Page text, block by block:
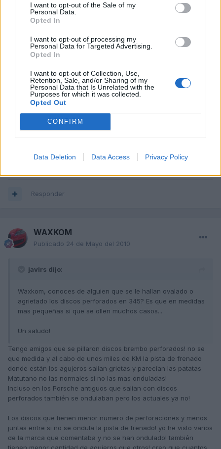
I want to opt-out of the Sale of my
Personal Data.
Opted In
I want to opt-out of processing my
Personal Data for Targeted Advertising.
Opted In
I want to opt-out of Collection, Use,
Retention, Sale, and/or Sharing of my
Personal Data that Is Unrelated with the
Purposes for which it was collected.
Opted Out
CONFIRM
Data Deletion Data Access Privacy Policy
Aquí los mejores perforados para mi y no se ovalan!
http://cgi.ebay.de/GELOCHTE-BREMSSCHEIBEN-...=item1c12655181
Responder
javirs
Publicado
Waxkom, conoces de alguien que se le hallan ovalado o
agrietado los discos perforados en 345? Es que en medidas mas
pequeñas si que se ollen muchos casos...
Un saludo!
Responder
WAXKOM
Publicado 24 de Mayo del 2010
javirs dijo:
Waxkom, conoces de alguien que se le hallan ovalado o
agrietado los discos perforados en 345? Es que en medidas
mas pequeñas si que se ollen muchos casos...
Un saludo!
Tengo amigos que se pillaron discos brembo perforados! no se
que medida y al cabo de unos miles de KM la pista de frenado
donde están los agujeros salían grietas y parecían las patatas
Matutano no las normales si no las mas onduladas!
Incluso en los Porsche antiguos que salían con discos
perforados también se ondulaban pero los actuales ya no!
Los discos que tienen menor numero de perforaciones y menos
juntas entre si no se ondula la pista de frenado! yo he visto varios
de la marca que comentaba y no se han ondulado! también